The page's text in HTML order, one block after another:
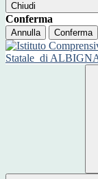
Chiudi
Conferma
Annulla Conferma
Statale di